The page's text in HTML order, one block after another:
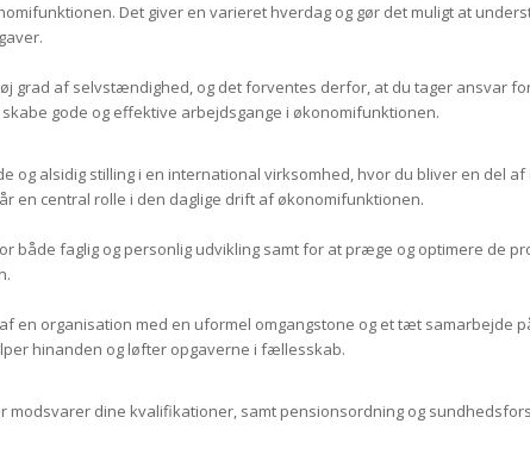
Det giver en varieret hverdag og gør det muligt at
grad af selvstændighed, og det forventes derfor, at du tager ansvar
gode og effektive arbejdsgange i økonomifunktionen.
og alsidig stilling i en international virksomhed, hvor du bliver en del af
en central rolle i den daglige drift af økonomifunktionen.
både faglig og personlig udvikling samt for at præge og optimere de
en organisation med en uformel omgangstone og et tæt samarbejde
hinanden og løfter opgaverne i fællesskab.
modsvarer dine kvalifikationer, samt pensionsordning og